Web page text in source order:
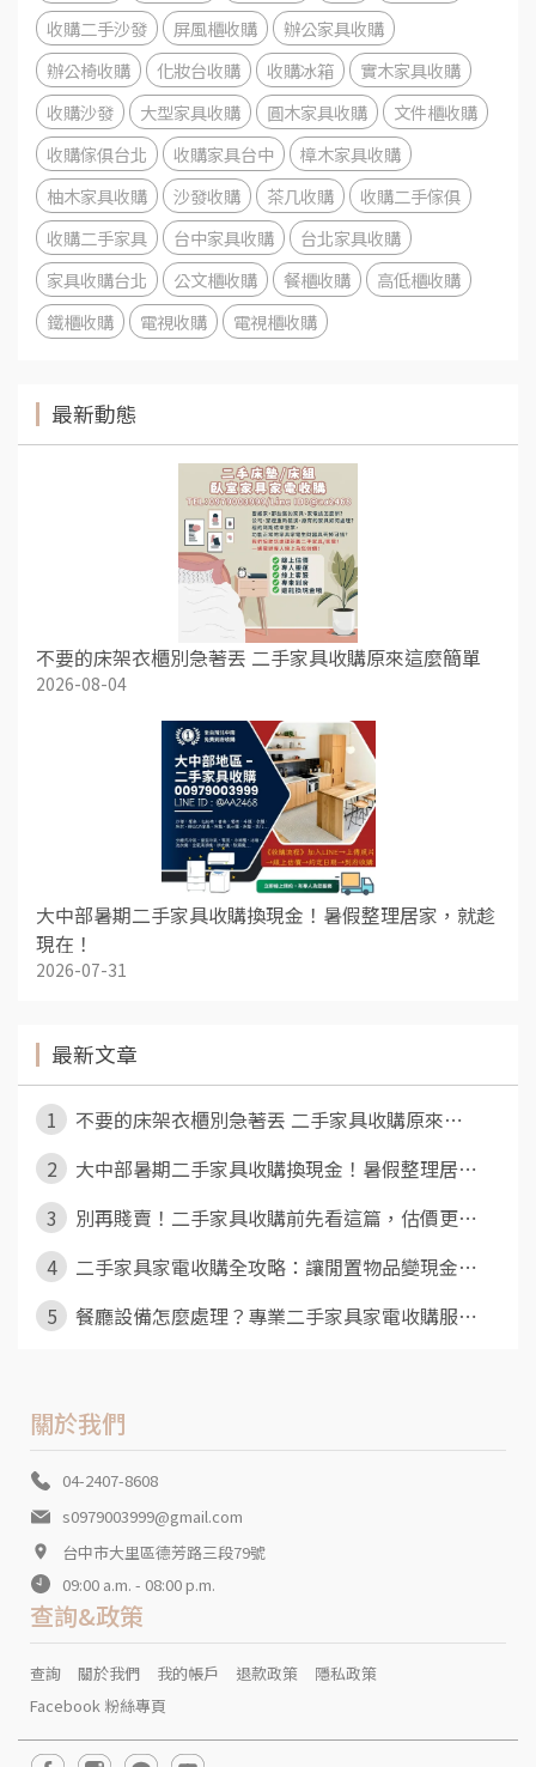
收購二手沙發
屏風櫃收購
辦公家具收購
辦公椅收購
化妝台收購 收購冰箱
實木家具收購
收購沙發
大型家具收購 圓木家具收購
文件櫃收購
收購傢俱台北
收購家具台中
樟木家具收購
柚木家具收購
沙發收購 茶几收購
收購二手傢俱
收購二手家具
台中家具收購
台北家具收購
家具收購台北
公文櫃收購 餐櫃收購
高低櫃收購
鐵櫃收購
電視收購 電視櫃收購
最新動態
不要的床架衣櫃別急著丟 二手家具收購原來這麼簡單
2026-08-04
大中部暑期二手家具收購換現金！暑假整理居家，就趁
現在！
2026-07-31
最新文章
1
不要的床架衣櫃別急著丟 二手家具收購原來⋯
2
大中部暑期二手家具收購換現金！暑假整理居⋯
3
別再賤賣！二手家具收購前先看這篇，估價更⋯
4
二手家具家電收購全攻略：讓閒置物品變現金⋯
5
餐廳設備怎麼處理？專業二手家具家電收購服⋯
關於我們
04-2407-8608
s0979003999@gmail.com
台中市大里區德芳路三段79號
09:00 a.m. - 08:00 p.m.
查詢&政策
查詢 關於我們 我的帳戶 退款政策
隱私政策
Facebook 粉絲專頁